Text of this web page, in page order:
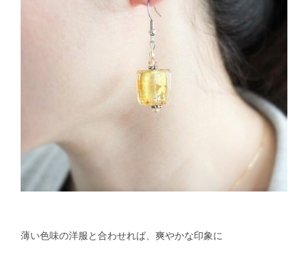
薄い色味の洋服と合わせれば、爽やかな印象に